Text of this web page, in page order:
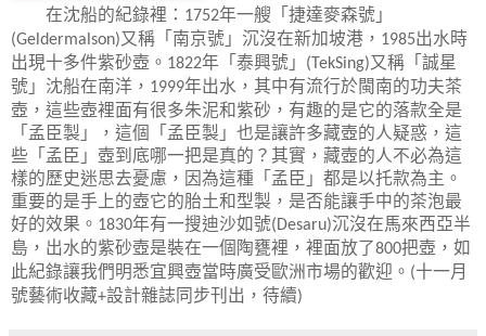
在沈船的紀錄裡： 1752年一艘「捷達麥森號」
(Geldermalson)又稱「南京號」沉沒在新加坡港， 1985出水時
出現十多件紫砂壺。 1822年「泰興號」 (TekSing)又稱「誠星
號」沈船在南洋， 1999年出水，其中有流行於閩南的功夫茶
壺，這些壺裡面有很多朱泥和紫砂，有趣的是它的落款全是
「孟臣製」，這個「孟臣製」也是讓許多藏壺的人疑惑，這
些「孟臣」壺到底哪一把是真的？其實，藏壺的人不必為這
樣的歷史迷思去憂慮，因為這種「孟臣」都是以托款為主。
重要的是手上的壺它的胎土和型製，是否能讓手中的茶泡最
好的效果。 1830年有一搜迪沙如號(Desaru)沉沒在馬來西亞半
島，出水的紫砂壺是裝在一個陶甕裡，裡面放了800把壺，如
此紀錄讓我們明悉宜興壺當時廣受歐洲市場的歡迎。 (十一月
號藝術收藏+設計雜誌同步刊出，待續)